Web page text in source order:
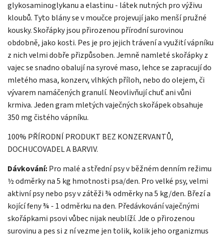
glykosaminoglykanu a elastinu - látek nutných pro výživu
kloubů. Tyto blány se v moučce projevují jako menší pružné
kousky. Skořápky jsou přirozenou přírodní surovinou
obdobně, jako kosti. Pes je pro jejich trávení a využití vápníku
z nich velmi dobře přizpůsoben. Jemně namleté skořápky z
vajec se snadno obalují na syrové maso, lehce se zapracují do
mletého masa, konzerv, vlhkých příloh, nebo do olejem, či
vývarem namáčených granulí. Neovlivňují chuť ani vůni
krmiva. Jeden gram mletých vaječných skořápek obsahuje
350 mg čistého vápníku.
100% PŘÍRODNÍ PRODUKT BEZ KONZERVANTŮ,
DOCHUCOVADEL A BARVIV.
Dávkování:Pro malé a střední psy v běžném denním režimu
½ odměrky na 5 kg hmotnosti psa/den. Pro velké psy, velmi
aktivní psy nebo psy v zátěži ¾ odměrky na 5 kg/den. Březí a
kojící feny ¾ - 1 odměrku na den. Předávkování vaječnými
skořápkami psovi vůbec nijak neublíží. Jde o přirozenou
surovinu a pes si z ní vezme jen tolik, kolik jeho organizmus